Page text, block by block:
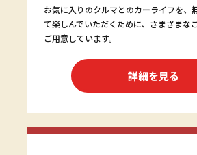
お気に入りのクルマとのカーライフを、
て楽しんでいただくために、さまざまな
ご用意しています。
詳細を見る